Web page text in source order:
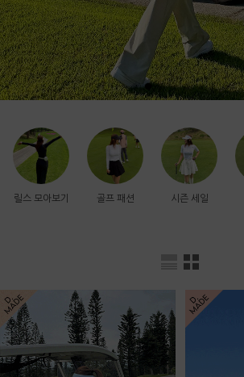
릴스 모아보기 골프 패션 시즌 세일